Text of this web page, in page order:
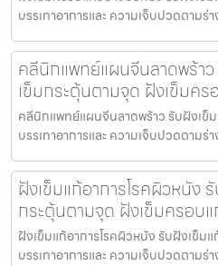
บรรเทาอาการและ ความเจ็บปวดตาม
คลีนิกแพทย์แผนจีนลาดพร้า
เข็มกระตุ้นตามจุด ฝังเข็มค
คลีนิกแพทย์แผนจีนลาดพร้าว รับฝังเข็
บรรเทาอาการและ ความเจ็บปวดตาม
ฝังเข็มแก้อาการโรคผิวหนัง
กระตุ้นตามจุด ฝังเข็มครอบ
ฝังเข็มแก้อาการโรคผิวหนัง รับฝังเข็ม
บรรเทาอาการและ ความเจ็บปวดตามร่